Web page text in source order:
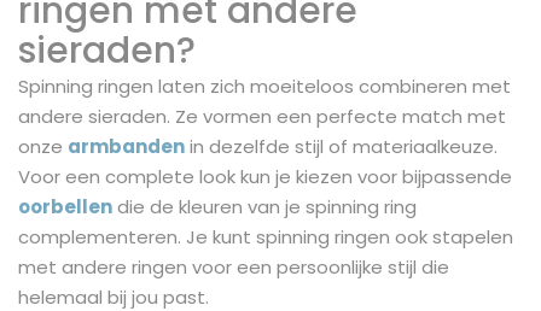
ringen met andere
sieraden?
Spinning ringen laten zich moeiteloos combineren met
andere sieraden. Ze vormen een perfecte match met
onze armbandenin dezelfde stijl of materiaalkeuze.
Voor een complete look kun je kiezen voor bijpassende
oorbellendie de kleuren van je spinning ring
complementeren. Je kunt spinning ringen ook stapelen
met andere ringen voor een persoonlijke stijl die
helemaal bij jou past.